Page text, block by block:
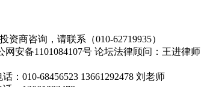
商咨询，请联系（010-62719935）
网安备1101084107号 论坛法律顾问：王进律师
：010-68456523 13661292478 刘老师